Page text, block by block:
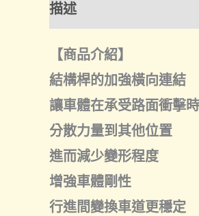
描述
【商品介紹】
結構桿的加強橫向連結
讓車體在承受路面衝擊時
分散力量到其他位置
進而減少變形程度
增強車體剛性
行進間變換車道更穩定